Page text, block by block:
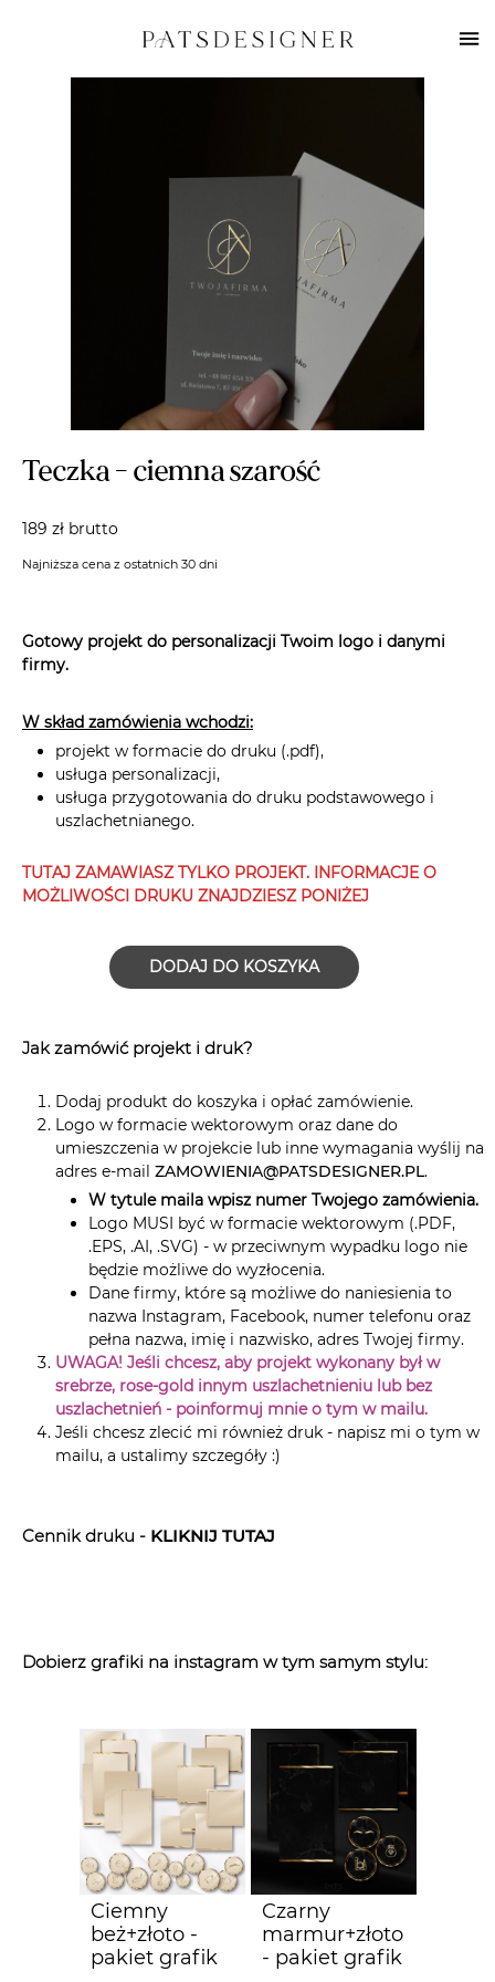
Najniższa cena z ostatnich 30 dni
Gotowy projekt do personalizacji Twoim logo i danymi
firmy.
W skład zamówienia wchodzi:
projekt w formacie do druku (.pdf),
usługa personalizacji,
usługa przygotowania do druku podstawowego i
uszlachetnianego.
TUTAJ ZAMAWIASZ TYLKO PROJEKT. INFORMACJE O
MOŻLIWOŚCI DRUKU ZNAJDZIESZ PONIŻEJ
Jak zamówić projekt i druk?
Dodaj produkt do koszyka i opłać zamówienie.
Logo w formacie wektorowym oraz dane do
umieszczenia w projekcie lub inne wymagania wyślij na
adres e-mail ZAMOWIENIA@PATSDESIGNER.PL.
W tytule maila wpisz numer Twojego zamówienia.
Logo MUSI być w formacie wektorowym (.PDF,
.EPS, .AI, .SVG) - w przeciwnym wypadku logo nie
będzie możliwe do wyzłocenia.
Dane firmy, które są możliwe do naniesienia to
nazwa Instagram, Facebook, numer telefonu oraz
pełna nazwa, imię i nazwisko, adres Twojej firmy.
UWAGA! Jeśli chcesz, aby projekt wykonany był w
srebrze, rose-gold innym uszlachetnieniu lub bez
uszlachetnień - poinformuj mnie o tym w mailu.
Jeśli chcesz zlecić mi również druk - napisz mi o tym w
mailu, a ustalimy szczegóły :)
Cennik druku - KLIKNIJ TUTAJ
Teczka - ciemna szarość
189 zł brutto
DODAJ DO KOSZYKA
Dobierz grafiki na instagram w tym samym stylu:
Ciemny
beż+złoto -
pakiet grafik
Czarny
marmur+złoto
- pakiet grafik